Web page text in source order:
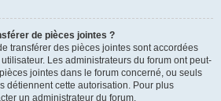
de pièces jointes ?
transférer des pièces jointes sont accordées
Les administrateurs du forum ont peut-
jointes dans le forum concerné, ou seuls
détiennent cette autorisation. Pour plus
un administrateur du forum.